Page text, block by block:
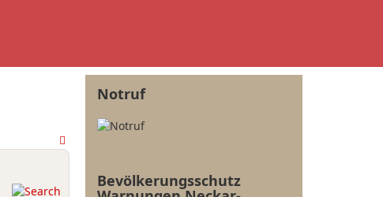
Notruf
Bevölkerungsschutz